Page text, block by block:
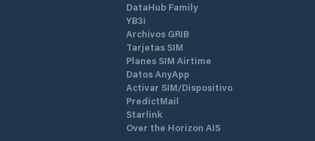
DataHub Family
YB3i
Archivos GRIB
Tarjetas SIM
Planes SIM Airtime
Datos AnyApp
Activar SIM/Dispositivo
PredictMail
Starlink
Over the Horizon AIS